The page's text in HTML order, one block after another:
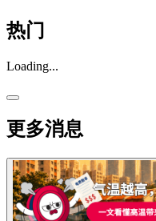
热门
Loading...
更多消息